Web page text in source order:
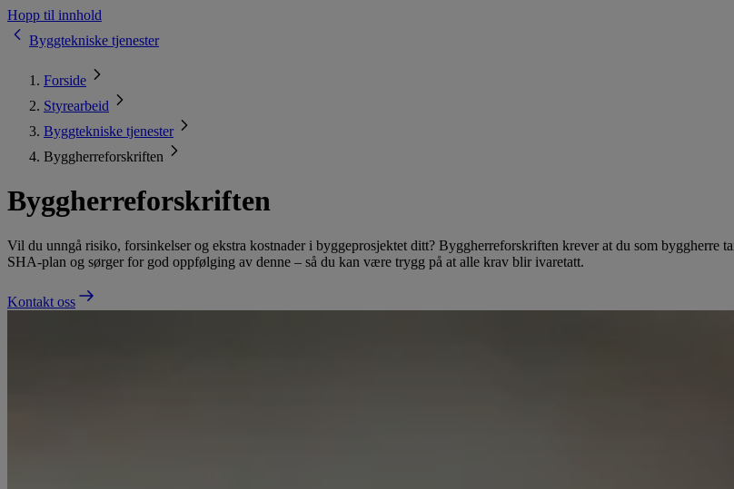
Hopp til innhold
Byggtekniske tjenester
Forside
Styrearbeid
Byggtekniske tjenester
Byggherreforskriften
Byggherreforskriften
Vil du unngå risiko, forsinkelser og ekstra kostnader i byggeprosjektet ditt? Byggherreforskriften krever at du som byggherre
SHA-plan og sørger for god oppfølging av denne – så du kan være trygg på at alle krav blir ivaretatt.
Kontakt oss